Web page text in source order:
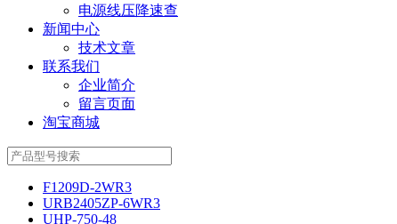
电源线压降速查
新闻中心
技术文章
联系我们
企业简介
留言页面
淘宝商城
F1209D-2WR3
URB2405ZP-6WR3
UHP-750-48